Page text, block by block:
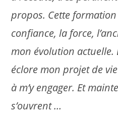
propos. Cette formation
confiance, la force,
mon évolution actuelle.
éclore mon projet de
à m’y engager. Et
s’ouvrent …